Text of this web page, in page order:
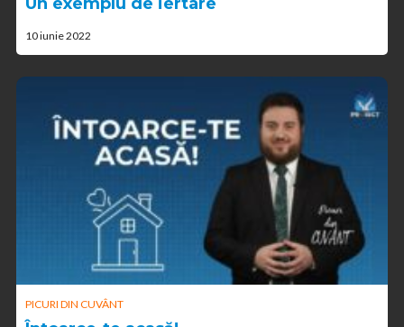
10 iunie 2022
PICURI DIN CUVÂNT